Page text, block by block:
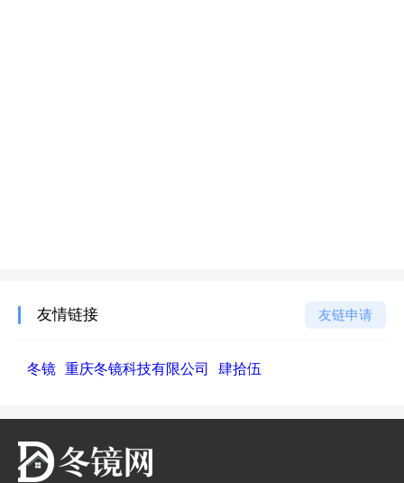
友情链接 友链申请
冬镜 重庆冬镜科技有限公司 肆拾伍